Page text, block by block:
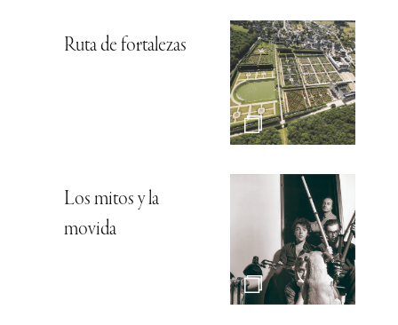
Ruta de fortalezas
Los mitos y la
movida